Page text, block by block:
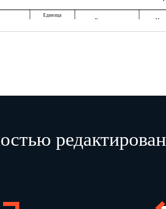
Единица
Количество
Масса